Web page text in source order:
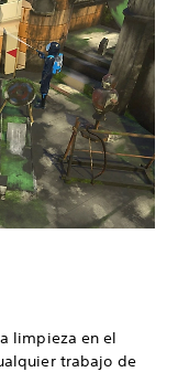
limpieza en el
trabajo de